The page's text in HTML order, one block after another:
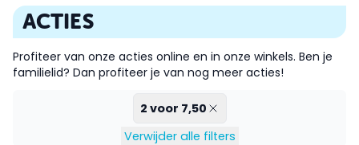
ACTIES
Profiteer van onze acties online en in onze winkels. Ben je
familielid? Dan profiteer je van nog meer acties!
2 voor 7,50
Verwijder alle filters